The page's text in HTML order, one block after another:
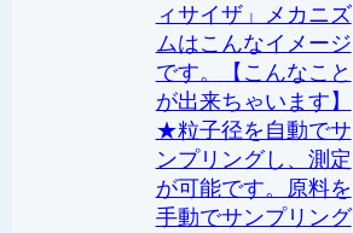
ィサイザ」メカニズ
ムはこんなイメージ
です。【こんなこと
が出来ちゃいます】
★粒子径を自動でサ
ンプリングし、測定
が可能です。原料を
手動でサンプリング